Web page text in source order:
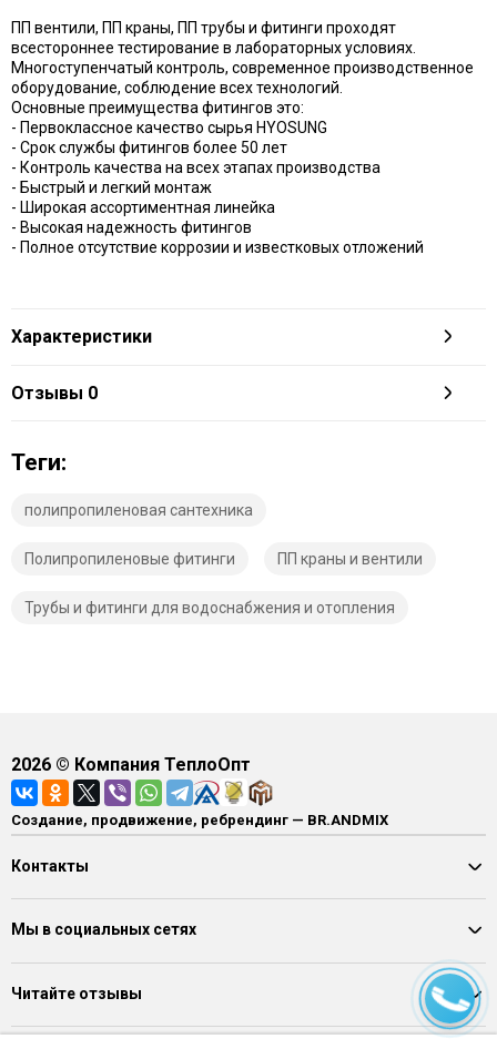
ПП вентили, ПП краны, ПП трубы и фитинги проходят
всестороннее тестирование в лабораторных условиях.
Многоступенчатый контроль, современное производственное
оборудование, соблюдение всех технологий.
Основные преимущества фитингов это:
- Первоклассное качество сырья HYOSUNG
- Срок службы фитингов более 50 лет
- Контроль качества на всех этапах производства
- Быстрый и легкий монтаж
- Широкая ассортиментная линейка
- Высокая надежность фитингов
- Полное отсутствие коррозии и известковых отложений
Характеристики
Отзывы 0
Теги:
полипропиленовая сантехника
Полипропиленовые фитинги ПП краны и вентили
Трубы и фитинги для водоснабжения и отопления
2026© Компания ТеплоОпт
Создание, продвижение, ребрендинг — BR.ANDMIX
Контакты
Мы в социальных сетях
Читайте отзывы